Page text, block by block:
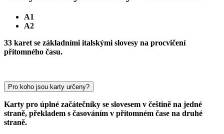
A1
A2
33 karet se základními italskými slovesy na procvičení
přítomného času.
Pro koho jsou karty určeny?
Karty pro úplné začátečníky se slovesem v češtině na jedné
straně, překladem s časováním v přítomném čase na druhé
straně.